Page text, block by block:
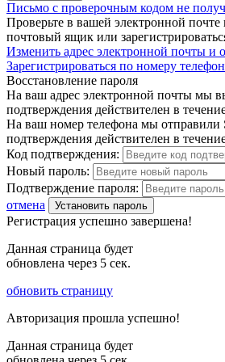
Письмо с проверочным кодом не
Проверьте в вашей электронной
почтовый ящик или
Изменить адрес электронной почты и
Зарегистрироваться по номеру
Восстановление пароля
На ваш адрес электронной почты мы
подтверждения действителен в
На ваш номер телефона мы отправили
подтверждения действителен в
Код подтверждения:
Новый пароль:
Подтверждение пароля:
отмена
Установить пароль
Регистрация успешно завершена!
Данная страница будет
обновлена через 5 сек.
обновить страницу
Авторизация прошла успешно!
Данная страница будет